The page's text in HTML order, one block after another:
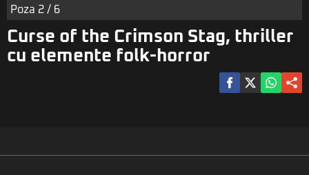
Poza 2 / 6
Curse of the Crimson Stag, thriller
cu elemente folk-horror